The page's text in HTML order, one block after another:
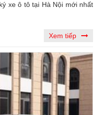
xe ô tô tại Hà Nội mới nhất
Xem tiếp